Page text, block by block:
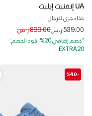
UA إنفنيت إيليت
حذاء جري للرجال
539.00 ر.س Price reduced from
899.00 ر.س to
*خصم إضافي 20%. كود الخصم:
EXTRA20
-%40